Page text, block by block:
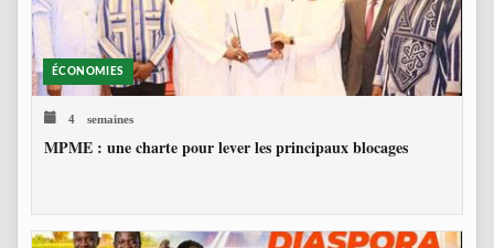
ÉCONOMIES
4 semaines
MPME : une charte pour lever les principaux blocages